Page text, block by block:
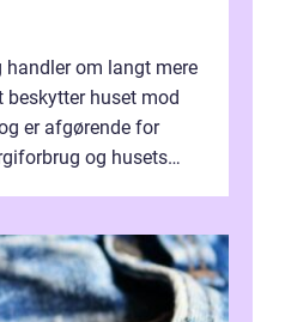
handler om langt mere
beskytter huset mod
er afgørende for
og husets